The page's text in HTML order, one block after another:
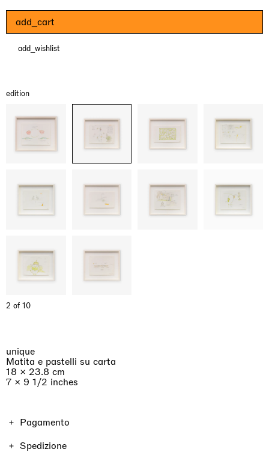
edition
2 of 10
add_cart
add_wishlist
unique
Matita e pastelli su carta
18 × 23.8 cm
7 × 9 1/2 inches
Pagamento
Il prezzo dell'opera è comprensivo di IVA. Le spese di
Spedizione
Nicole Wittenberg
26.06.2026 | 07.10.2026
discover_more
Daisy Dodd-Noble
25.06.2026 | 21.08.2026
discover_more
Casa Masaccio Centro per l'Arte Contemporanea, San
06.06.2026 | 20.09.2026
discover_more
Hejum Bä
29.08.2026 | 05.09.2026
discover_more
Xue Ruozhe
03.09.2026 | 07.10.2026
discover_more
Lawrence Weiner
10.09.2026 | 10.10.2026
discover_more
Xiao Guo Hui
01.09.2026 | 12.09.2026
discover_more
prev next